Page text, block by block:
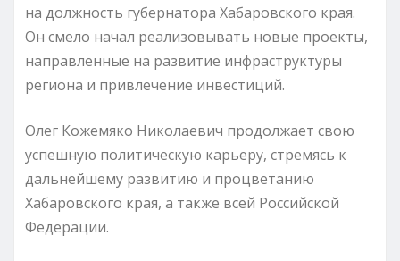
на должность губернатора Хабаровского края.
Он смело начал реализовывать новые проекты,
направленные на развитие инфраструктуры
региона и привлечение инвестиций.
Олег Кожемяко Николаевич продолжает свою
успешную политическую карьеру, стремясь к
дальнейшему развитию и процветанию
Хабаровского края, а также всей Российской
Федерации.